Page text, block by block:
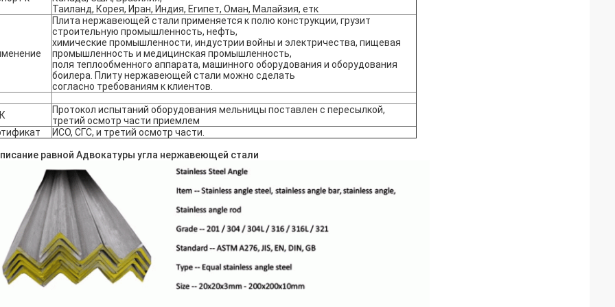
Таиланд, Корея, Иран, Индия, Египет, Оман, Малайзия, етк
Плита нержавеющей стали применяется к полю конструкции, грузит
строительную промышленность, нефть,
химические промышленности, индустрии войны и электричества, пищевая
промышленность и медицинская промышленность,
поля теплообменного аппарата, машинного оборудования и оборудования
боилера. Плиту нержавеющей стали можно сделать
согласно требованиям к клиентов.
Протокол испытаний оборудования мельницы поставлен с пересылкой,
третий осмотр части приемлем
ИСО, СГС, и третий осмотр части.
равной Адвокатуры угла нержавеющей стали